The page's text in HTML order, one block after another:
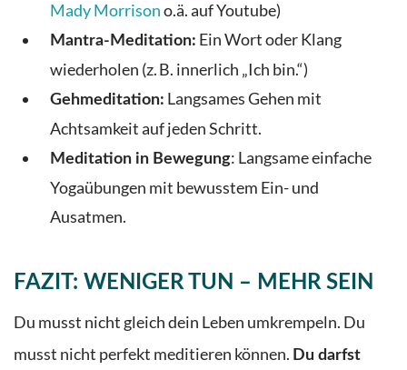
Mady Morrisono.ä. auf Youtube)
Mantra-Meditation: Ein Wort oder Klang
wiederholen (z. B. innerlich „Ich bin.“)
Gehmeditation: Langsames Gehen mit
Achtsamkeit auf jeden Schritt.
Meditation in Bewegung: Langsame einfache
Yogaübungen mit bewusstem Ein- und
Ausatmen.
FAZIT: WENIGER TUN – MEHR SEIN
Du musst nicht gleich dein Leben umkrempeln. Du
musst nicht perfekt meditieren können. Du darfst